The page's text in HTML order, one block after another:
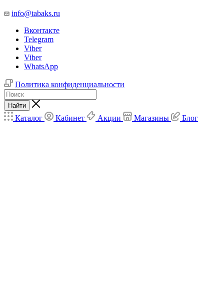
info@tabaks.ru
Вконтакте
Telegram
Viber
Viber
WhatsApp
Политика конфиденциальности
Найти
Каталог Кабинет Акции Магазины Блог